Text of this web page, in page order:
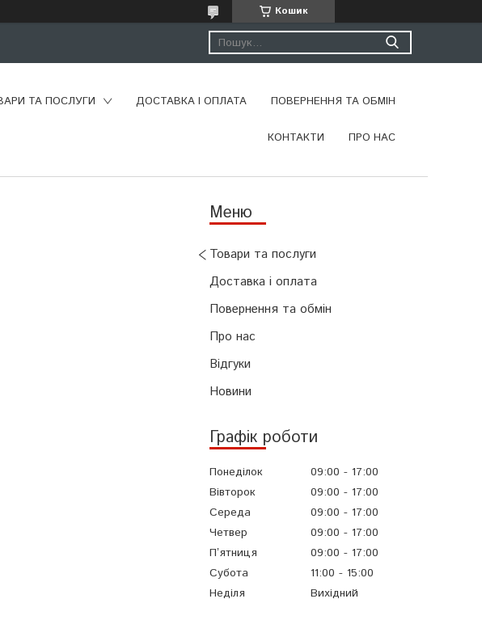
Кошик
ТА ПОСЛУГИ ДОСТАВКА І ОПЛАТА ПОВЕРНЕННЯ ТА ОБМІН
КОНТАКТИ ПРО НАС
Товари та послуги
Доставка і оплата
Повернення та обмін
Про нас
Відгуки
Новини
Графік роботи
Понеділок 09:00
17:00
Вівторок
09:00
17:00
Середа
09:00
17:00
Четвер
09:00
17:00
Пʼятниця
09:00
17:00
Субота
11:00
15:00
Неділя
Вихідний